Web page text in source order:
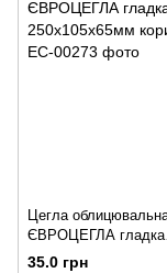
Цегла
ЄВРОЦЕГЛА гладка
250х105х65мм
35.0 грн